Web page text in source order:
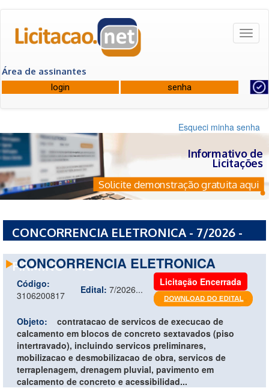
Área de assinantes
Esqueci minha senha
Informativo de
Licitações
Solicite demonstração gratuita aqui
CONCORRENCIA ELETRONICA - 7/2026 -
FIRMINO - MG
CONCORRENCIA ELETRONICA
Código:
3106200817
Edital: 7/2026...
Licitação Encerrada
Objeto:
contratacao de servicos de execucao de
calcamento em blocos de concreto sextavados (piso
intertravado), incluindo servicos preliminares,
mobilizacao e desmobilizacao de obra, servicos de
terraplenagem, drenagem pluvial, pavimento em
calcamento de concreto e acessibilidad...